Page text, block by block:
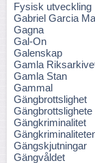
Fysisk utveckling
Gabriel Garcia
Gagna
Gal-On
Galenskap
Gamla
Gamla Stan
Gammal
Gängbrottslighet
Gängbrottslighete
Gängkriminalitet
Gängskjutningar
Gängvåldet